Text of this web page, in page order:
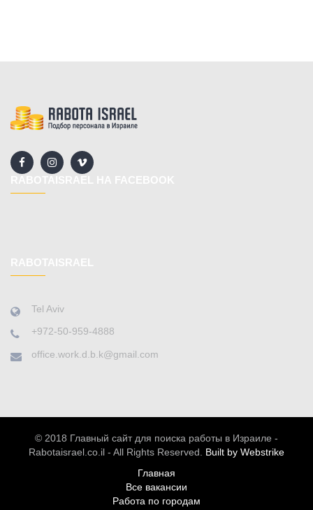
Tel Aviv
+972-50-959-4888
office.work.d.b.k@gmail.com
© 2018 Главный сайт для поиска работы в Израиле -
Rabotaisrael.co.il - All Rights Reserved. Built by Webstrike
Главная
Все вакансии
Работа по городам